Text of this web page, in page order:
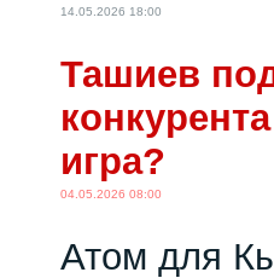
14.05.2026 18:00
Ташиев
игра?
04.05.2026 08:00
Атом для